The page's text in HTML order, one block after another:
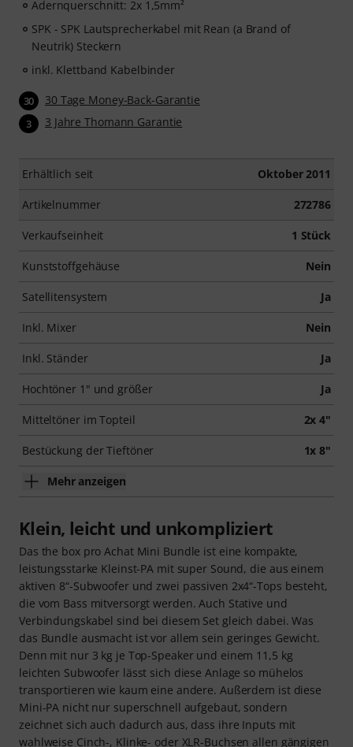
Adernquerschnitt: 2x 1,5mm²
SPK - SPK Lautsprecherkabel mit Rean (a Brand of
Neutrik) Steckern
inkl. Klettband Kabelbinder
30 30 Tage Money-Back-Garantie
3 3 Jahre Thomann Garantie
Erhältlich seit Oktober 2011
Artikelnummer 272786
Verkaufseinheit 1 Stück
Kunststoffgehäuse Nein
Satellitensystem Ja
Inkl. Mixer Nein
Inkl. Ständer Ja
Hochtöner 1" und größer Ja
Mitteltöner im Topteil 2x 4"
Bestückung der Tieftöner 1x 8"
Mehr anzeigen
Klein, leicht und unkompliziert
Das the box pro Achat Mini Bundle ist eine kompakte,
leistungsstarke Kleinst-PA mit super Sound, die aus einem
aktiven 8“-Subwoofer und zwei passiven 2x4“-Tops besteht,
die vom Bass mitversorgt werden. Auch Stative und
Verbindungskabel sind bei diesem Set gleich dabei. Was
das Bundle ausmacht ist vor allem sein geringes Gewicht.
Denn mit nur 3 kg je Top-Speaker und einem 11,5 kg
leichten Subwoofer lässt sich diese Anlage so mühelos
transportieren wie kaum eine andere. Außerdem ist diese
Mini-PA nicht nur superschnell aufgebaut, sondern
zeichnet sich auch dadurch aus, dass ihre Inputs mit
wahlweise Cinch-, Klinke- oder XLR-Buchsen allen gängigen